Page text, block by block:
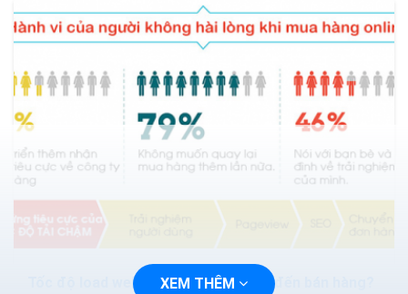
Tốc độ load web ảnh hưởng thế nào đến bán hàng?
XEM THÊM